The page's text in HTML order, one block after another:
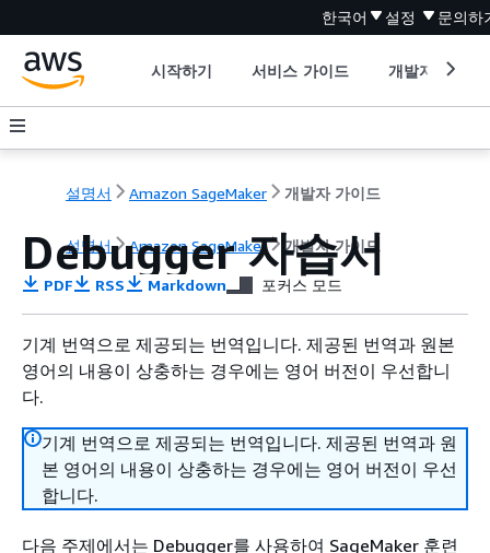
한국어 설정 문의하
시작하기 서비스 가이드 개발자 도구
설명서 Amazon SageMaker 개발자 가이드
설명서 Amazon SageMaker 개발자 가이드
Debugger 자습서
PDF RSS Markdown 포커스 모드
기계 번역으로 제공되는 번역입니다. 제공된 번역과 원본
영어의 내용이 상충하는 경우에는 영어 버전이 우선합니
다.
기계 번역으로 제공되는 번역입니다. 제공된 번역과 원
본 영어의 내용이 상충하는 경우에는 영어 버전이 우선
합니다.
다음 주제에서는 Debugger를 사용하여 SageMaker 훈련